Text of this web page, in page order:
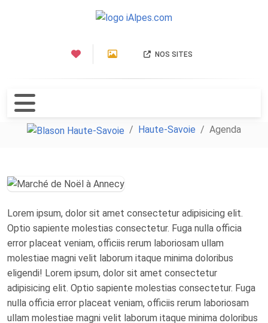
NOS SITES
Haute-Savoie Agenda
Lorem ipsum, dolor sit amet consectetur adipisicing elit.
Optio sapiente molestias consectetur. Fuga nulla officia
error placeat veniam, officiis rerum laboriosam ullam
molestiae magni velit laborum itaque minima doloribus
eligendi! Lorem ipsum, dolor sit amet consectetur
adipisicing elit. Optio sapiente molestias consectetur. Fuga
nulla officia error placeat veniam, officiis rerum laboriosam
ullam molestiae magni velit laborum itaque minima doloribus